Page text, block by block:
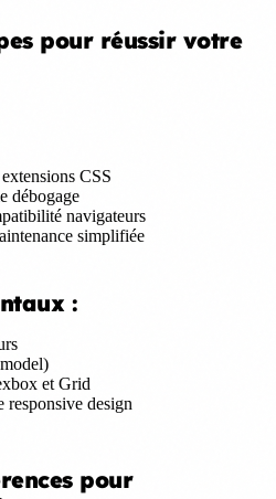
pour réussir votre
CSS
débogage
navigateurs
simplifiée
:
et Grid
responsive design
pour